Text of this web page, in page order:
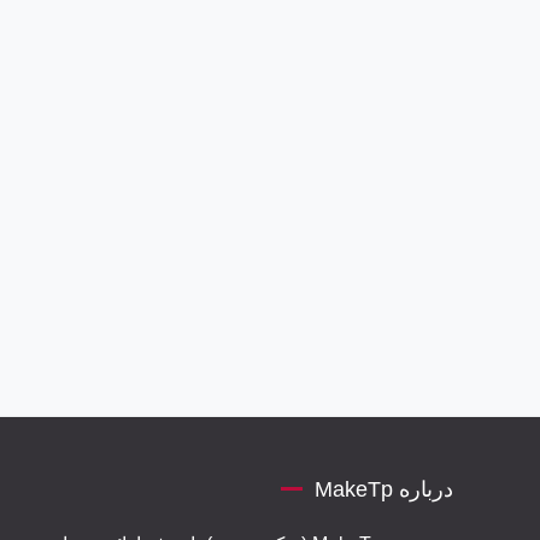
درباره MakeTp